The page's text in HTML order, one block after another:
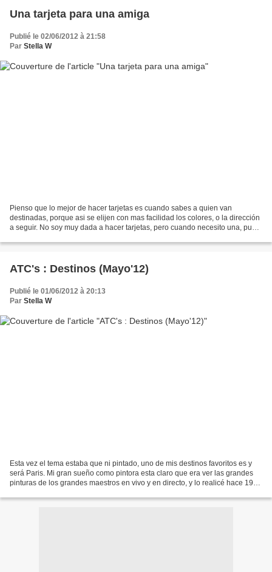
Una tarjeta para una amiga
Publié le 02/06/2012 à 21:58
Par Stella W
Pienso que lo mejor de hacer tarjetas es cuando sabes a quien van
destinadas, porque asi se elijen con mas facilidad los colores, o la dirección
a seguir. No soy muy dada a hacer tarjetas, pero cuando necesito una, pues
ATC's : Destinos (Mayo'12)
Publié le 01/06/2012 à 20:13
Par Stella W
Esta vez el tema estaba que ni pintado, uno de mis destinos favoritos es y
será Paris. Mi gran sueño como pintora esta claro que era ver las grandes
pinturas de los grandes maestros en vivo y en directo, y lo realicé hace 19